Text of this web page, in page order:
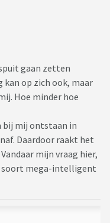
gaan zetten
op zich ook, maar
Hoe minder hoe
bij mij ontstaan in
Daardoor raakt het
mijn vraag hier,
soort mega-intelligent